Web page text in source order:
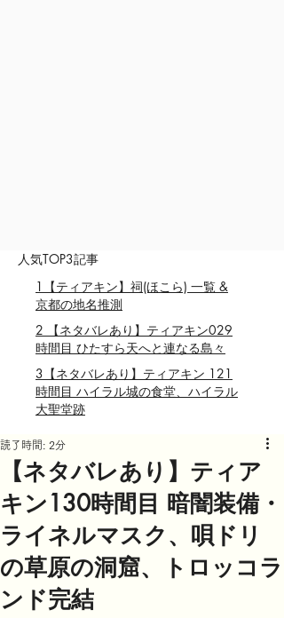
人気TOP3記事
1【ティアキン】祠(ほこら) 一覧 &
京都の地名推測
2 【ネタバレあり】ティアキン029
時間目 ひたすら天へと連なる島々
3【ネタバレあり】ティアキン 121
時間目 ハイラル城の食堂、ハイラル
大聖堂跡
【ネタバレあり】ティア
キン130時間目 暗闇装備・
ライネルマスク、唄ドリ
の草原の洞窟、トロッコラ
ンド完結
読了時間: 2分